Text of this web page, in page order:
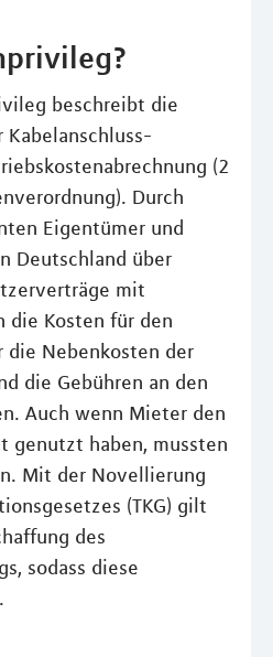
beschreibt die
(2
Durch
Eigentümer und
Deutschland über
mit
die Kosten für den
die Nebenkosten der
die Gebühren an den
Auch wenn Mieter den
genutzt haben, mussten
Mit der Novellierung
(TKG) gilt
des
sodass diese